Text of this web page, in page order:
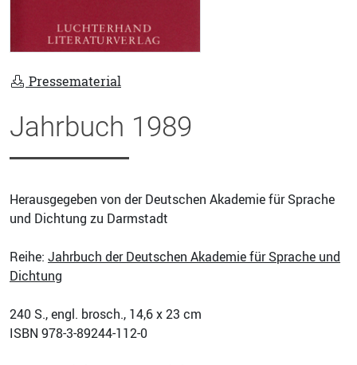
Pressematerial
Jahrbuch 1989
Herausgegeben von der Deutschen Akademie für Sprache
und Dichtung zu Darmstadt
Reihe: Jahrbuch der Deutschen Akademie für Sprache und
Dichtung
240 S., engl. brosch., 14,6 x 23 cm
ISBN 978-3-89244-112-0